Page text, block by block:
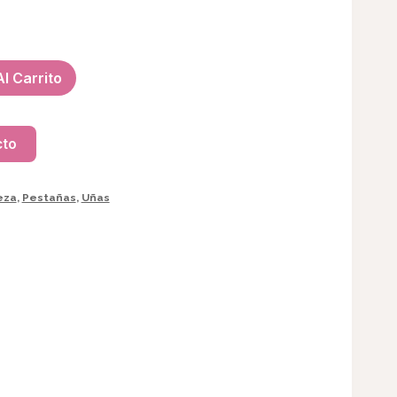
Carrito
, Pestañas, Uñas